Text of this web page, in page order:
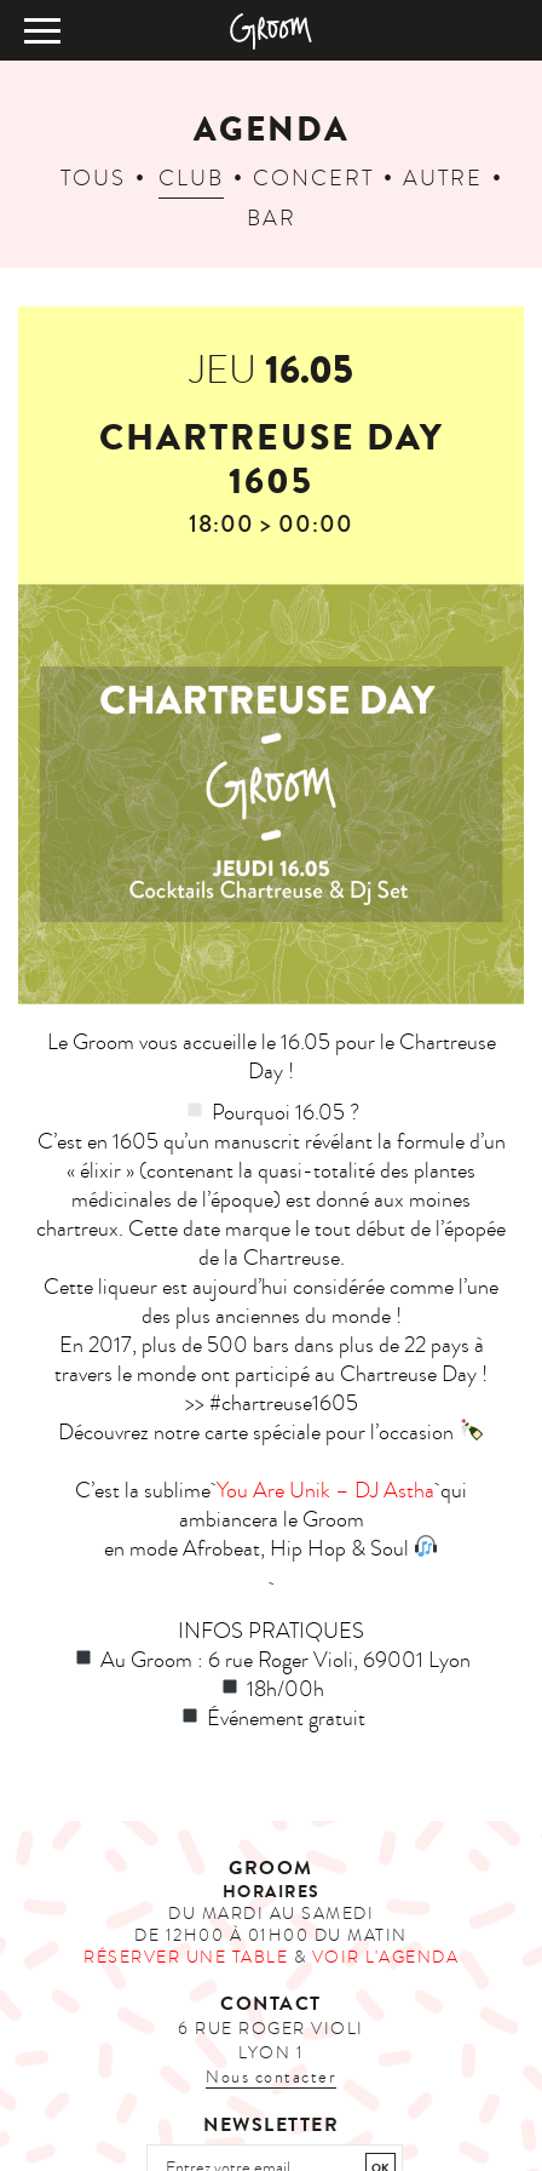
AGENDA
TOUS CLUB CONCERT
AUTRE
BAR
JEU 16.05
CHARTREUSE DAY
1605
18:00 > 00:00
Le Groom vous accueille le 16.05 pour le Chartreuse
Day !
Pourquoi 16.05 ?
C’est en 1605 qu’un manuscrit révélant la formule d’un
« élixir » (contenant la quasi-totalité des plantes
médicinales de l’époque) est donné aux moines
chartreux. Cette date marque le tout début de l’épopée
de la Chartreuse.
Cette liqueur est aujourd’hui considérée comme l’une
des plus anciennes du monde !
En 2017, plus de 500 bars dans plus de 22 pays à
travers le monde ont participé au Chartreuse Day !
>> #chartreuse1605
Découvrez notre carte spéciale pour l’occasion
C’est la sublimeYou Are Unik – DJ Asthaqui
ambiancera le Groom
en mode Afrobeat, Hip Hop & Soul
INFOS PRATIQUES
Au Groom : 6 rue Roger Violi, 69001 Lyon
18h/00h
Événement gratuit
GROOM
HORAIRES
DU MARDI AU SAMEDI
DE 12H00 À 01H00 DU MATIN
RÉSERVER UNE TABLE & VOIR L'AGENDA
CONTACT
6 RUE ROGER VIOLI
LYON 1
Nous contacter
NEWSLETTER